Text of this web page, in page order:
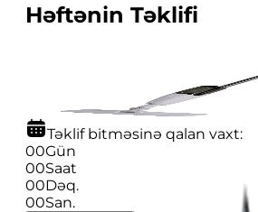
Həftənin Təklifi
29.99
Təklif bitməsinə qalan vaxt:
00Gün
00Saat
00Dəq.
00San.